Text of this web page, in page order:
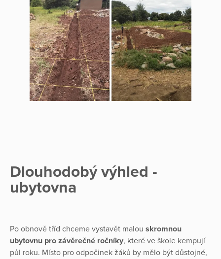
Dlouhodobý výhled -
ubytovna
Po obnově tříd chceme vystavět malou skromnou
ubytovnu pro závěrečné ročníky, které ve škole kempují
půl roku. Místo pro odpočinek žáků by mělo být důstojné,